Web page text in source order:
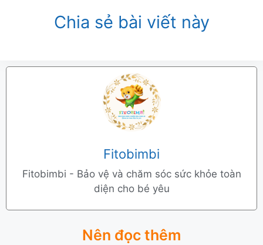
Chia sẻ bài viết này
Fitobimbi
Fitobimbi - Bảo vệ và chăm sóc sức khỏe toàn
diện cho bé yêu
Nên đọc thêm